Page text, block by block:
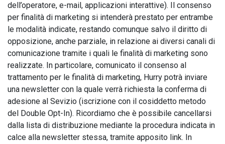
dell’operatore, e-mail, applicazioni interattive). Il consenso
per finalità di marketing si intenderà prestato per entrambe
le modalità indicate, restando comunque salvo il diritto di
opposizione, anche parziale, in relazione ai diversi canali di
comunicazione tramite i quali le finalità di marketing sono
realizzate. In particolare, comunicato il consenso al
trattamento per le finalità di marketing, Hurry potrà inviare
una newsletter con la quale verrà richiesta la conferma di
adesione al Sevizio (iscrizione con il cosiddetto metodo
del Double Opt-In). Ricordiamo che è possibile cancellarsi
dalla lista di distribuzione mediante la procedura indicata in
calce alla newsletter stessa, tramite apposito link. In